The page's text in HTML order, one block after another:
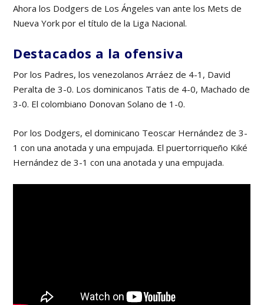
Ahora los Dodgers de Los Ángeles van ante los Mets de
Nueva York por el título de la Liga Nacional.
Destacados a la ofensiva
Por los Padres, los venezolanos Arráez de 4-1, David
Peralta de 3-0. Los dominicanos Tatis de 4-0, Machado de
3-0. El colombiano Donovan Solano de 1-0.
Por los Dodgers, el dominicano Teoscar Hernández de 3-
1 con una anotada y una empujada. El puertorriqueño Kiké
Hernández de 3-1 con una anotada y una empujada.